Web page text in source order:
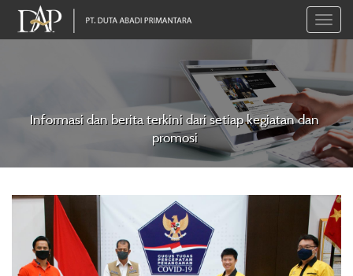
Toggle
Informasi dan berita terkini dari setiap kegiatan dan
promosi